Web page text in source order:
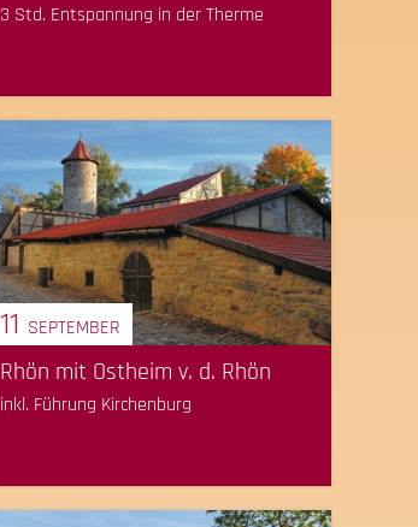
3 Std. Entspannung in der Therme
11 SEPTEMBER
Rhön mit Ostheim v. d. Rhön
inkl. Führung Kirchenburg